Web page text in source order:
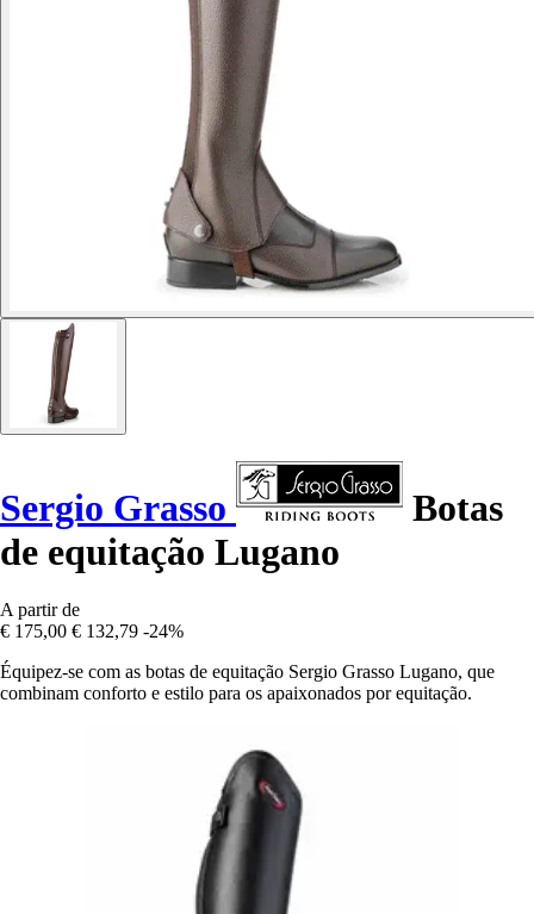
Sergio Grasso
Botas
de equitação Lugano
A partir de
€ 175,00 € 132,79 -24%
Équipez-se com as botas de equitação Sergio Grasso Lugano, que
combinam conforto e estilo para os apaixonados por equitação.